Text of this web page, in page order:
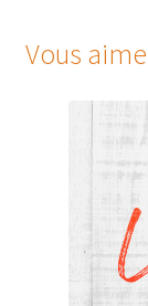
Vous